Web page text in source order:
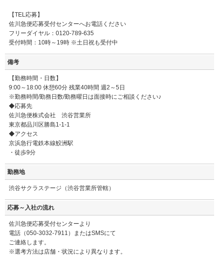
【TEL応募】
佐川急便応募受付センターへお電話ください
フリーダイヤル：0120-789-635
受付時間：10時～19時 ※土日祝も受付中
備考
【勤務時間・日数】
9:00～18:00 休憩60分 残業40時間 週2～5日
※勤務時間/勤務日数/勤務曜日は面接時にご相談ください♪
◆応募先
佐川急便株式会社 渋谷営業所
東京都品川区勝島1-1-1
◆アクセス
京浜急行電鉄本線鮫洲駅
・徒歩9分
勤務地
渋谷サクラステージ（渋谷営業所管轄）
応募～入社の流れ
佐川急便応募受付センターより
電話（050-3032-7911）またはSMSにて
ご連絡します。
※選考方法は店舗・状況により異なります。